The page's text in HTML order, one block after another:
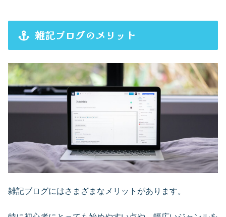
雑記ブログのメリット
雑記ブログにはさまざまなメリットがあります。